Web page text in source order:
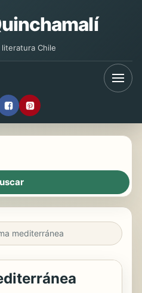
literatura Chile
mediterránea